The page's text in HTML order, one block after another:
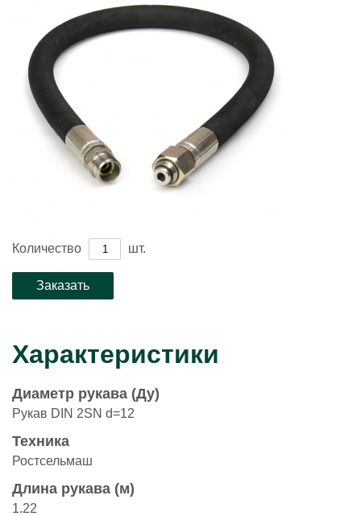
Количество шт.
Характеристики
Диаметр рукава (Ду)
Рукав DIN 2SN d=12
Техника
Ростсельмаш
Длина рукава (м)
1.22